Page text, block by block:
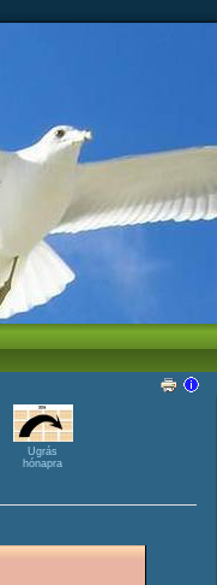
Ugrás
hónapra